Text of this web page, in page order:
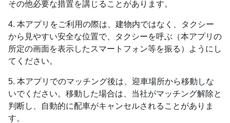
その他必要な措置を講じることがあります。
4. 本アプリをご利用の際は、建物内ではなく、タクシー
から見やすい安全な位置で、タクシーを呼ぶ（本アプリの
所定の画面を表示したスマートフォン等を振る）ようにし
てください。
5. 本アプリでのマッチング後は、迎車場所から移動しな
いでください。移動した場合は、当社がマッチング解除と
判断し、自動的に配車がキャンセルされることがありま
す。